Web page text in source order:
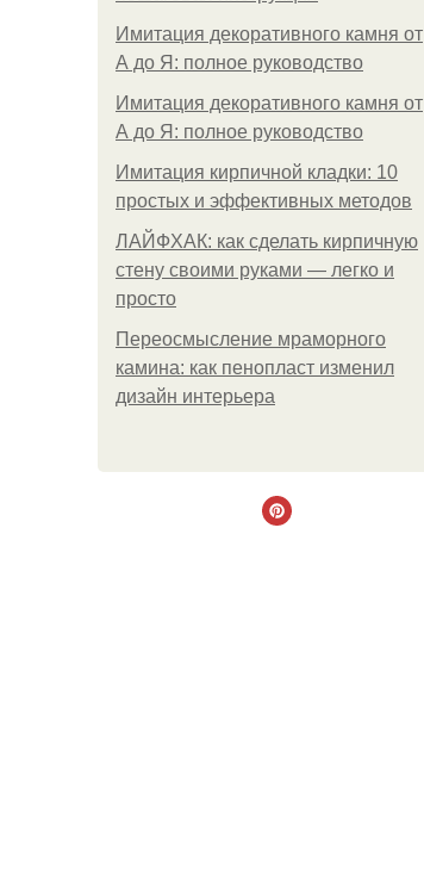
Имитация декоративного камня от
А до Я: полное руководство
Имитация декоративного камня от
А до Я: полное руководство
Имитация кирпичной кладки: 10
простых и эффективных методов
ЛАЙФХАК: как сделать кирпичную
стену своими руками — легко и
просто
Переосмысление мраморного
камина: как пенопласт изменил
дизайн интерьера